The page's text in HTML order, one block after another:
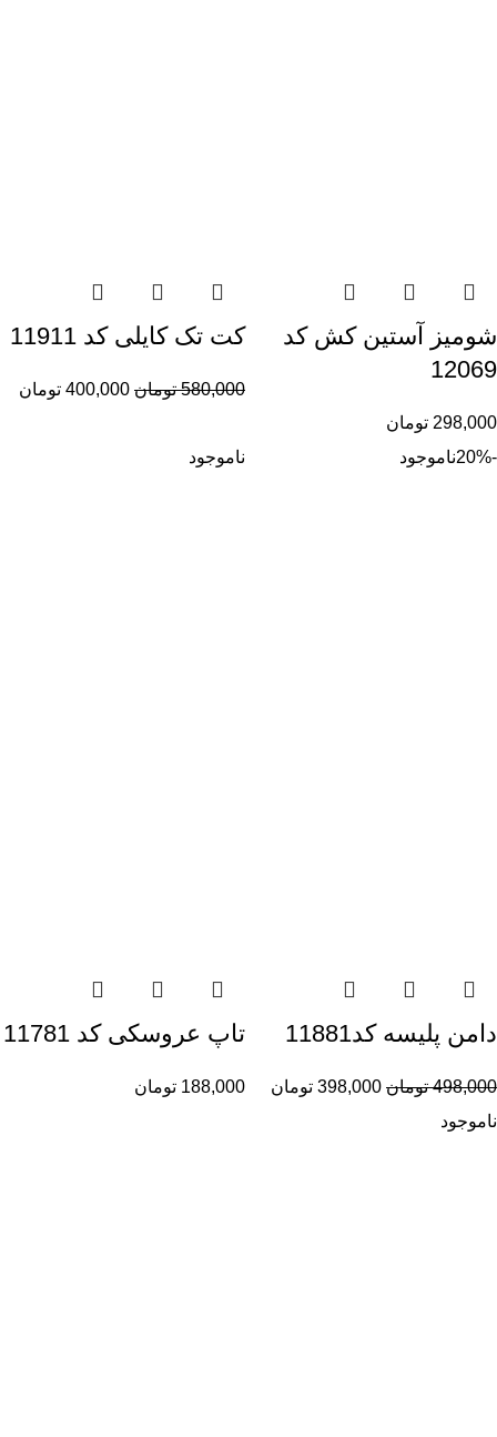
شومیز آستین کش کد
12069
298,000 تومان
کت تک کایلی کد 11911
580,000 تومان 400,000 تومان
-20% ناموجود
دامن پلیسه کد11881
498,000 تومان 398,000 تومان
ناموجود
تاپ عروسکی کد 11781
188,000 تومان
ناموجود